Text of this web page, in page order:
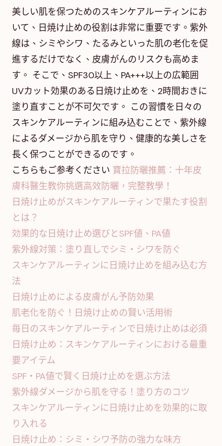
美しい肌を保つためのスキンケアルーティンにお
いて、日焼け止めの役割は非常に重要です。紫外
線は、シミやシワ、たるみといった肌の老化を促
進するだけでなく、皮膚がんのリスクも高めま
す。 そこで、SPF30以上、PA+++以上の広範囲
UVカット効果のある日焼け止めを、2時間おきに
塗り直すことが不可欠です。 この習慣を日々の
スキンケアルーティンに組み込むことで、紫外線
によるダメージから肌を守り、健康的な美しさを
長く保つことができるのです。
こちらもご参考ください 寶拉防曬推薦：十年皮
膚科醫生教你挑選高效防曬，完整教學！
日焼け止めがスキンケアルーティンで果たす役割
とは？
効果的な日焼け止め選びとSPF値、PA値
紫外線対策：塗り直しでシミ・シワを防ぐ
スキンケアルーティンに日焼け止めを組み込む方
法
日焼け止めによる皮膚がん予防効果
肌老化を防ぐ！日焼け止めの賢い活用術
毎日のスキンケアルーティンで日焼け止めは必須
日焼け止め：スキンケアルーティンにおける最重
要アイテム
SPF・PA値で賢く日焼け止めを選ぶ方法
紫外線ダメージから肌を守る！塗り方のコツ
スキンケアルーティンに日焼け止めを効果的に取
り入れる
日焼け止め：シミ・シワ予防の強力な味方